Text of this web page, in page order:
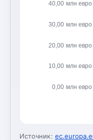
0,00 млн евро
10,00 млн евро
20,00 млн евро
30,00 млн евро
40,00 млн евро
Источник: